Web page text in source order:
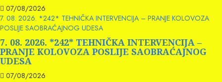
07/08/2026
7. 08. 2026. *242* TEHNIČKA INTERVENCIJA – PRANJE KOLOVOZA
POSLIJE SAOBRAĆAJNOG UDESA
7. 08. 2026. *242* TEHNIČKA INTERVENCIJA –
PRANJE KOLOVOZA POSLIJE SAOBRAĆAJNOG
UDESA
07/08/2026